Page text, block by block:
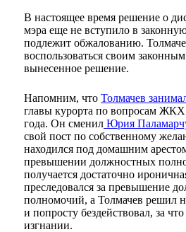
В настоящее время решение о
мэра еще не вступило в
подлежит обжалованию.
воспользоваться своим
вынесенное решение.
Напомним, что Толмачев
главы курорта по вопросам
года. Он сменил Юрия
свой пост по собственному
находился под домашним
превышении должностных
получается достаточно
преследовался за превышение
полномочий, а Толмачев решил
и попросту бездействовал, за
изгнании.